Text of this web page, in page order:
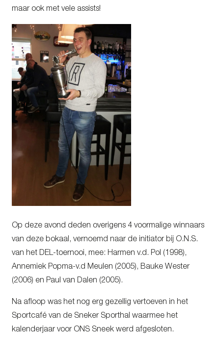
maar ook met vele assists!
Op deze avond deden overigens 4 voormalige winnaars
van deze bokaal, vernoemd naar de initiator bij O.N.S.
van het DEL-toernooi, mee: Harmen v.d. Pol (1998),
Annemiek Popma-v.d Meulen (2005), Bauke Wester
(2006) en Paul van Dalen (2005).
Na afloop was het nog erg gezellig vertoeven in het
Sportcafé van de Sneker Sporthal waarmee het
kalenderjaar voor ONS Sneek werd afgesloten.